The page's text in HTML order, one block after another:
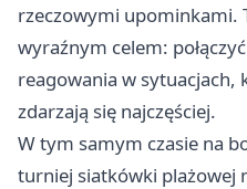
rzeczowymi upominkami.
wyraźnym celem:
reagowania w sytuacjach,
zdarzają się najczęściej.
W tym samym czasie na
turniej siatkówki plażowej